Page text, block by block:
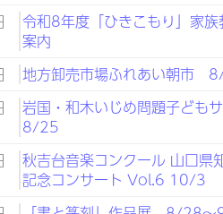
令和8年度「ひきこもり」家
案内
地方卸売市場ふれあい朝市
岩国・和木いじめ問題子ども
8/25
秋吉台音楽コンクール 山口県
記念コンサート Vol.6 10/3